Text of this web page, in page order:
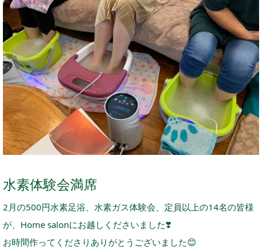
水素体験会満席
2月の500円水素足浴、水素ガス体験会、定員以上の14名の皆様
が、Home salonにお越しくださいました❣️
お時間作ってくださりありがとうございました😊